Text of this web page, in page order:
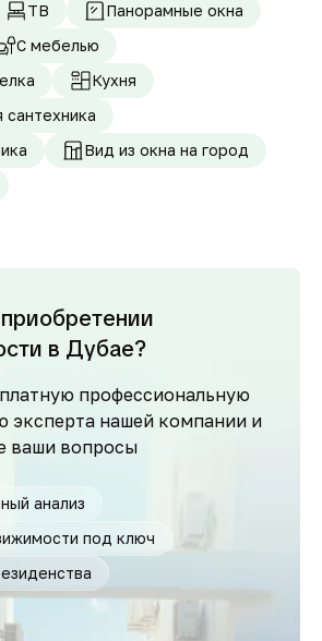
ТВ
Панорамные окна
С мебелью
Кухня
сантехника
Вид из окна на город
в Дубае?
профессиональную
эксперта нашей компании и
ваши вопросы
анализ
под ключ